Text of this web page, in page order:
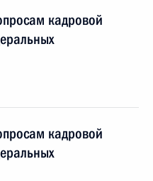
кадровой
кадровой